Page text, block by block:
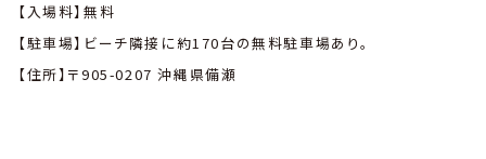
【入場料】無料
【駐車場】ビーチ隣接に約170台の無料駐車場あり。
【住所】〒905-0207 沖縄県備瀬